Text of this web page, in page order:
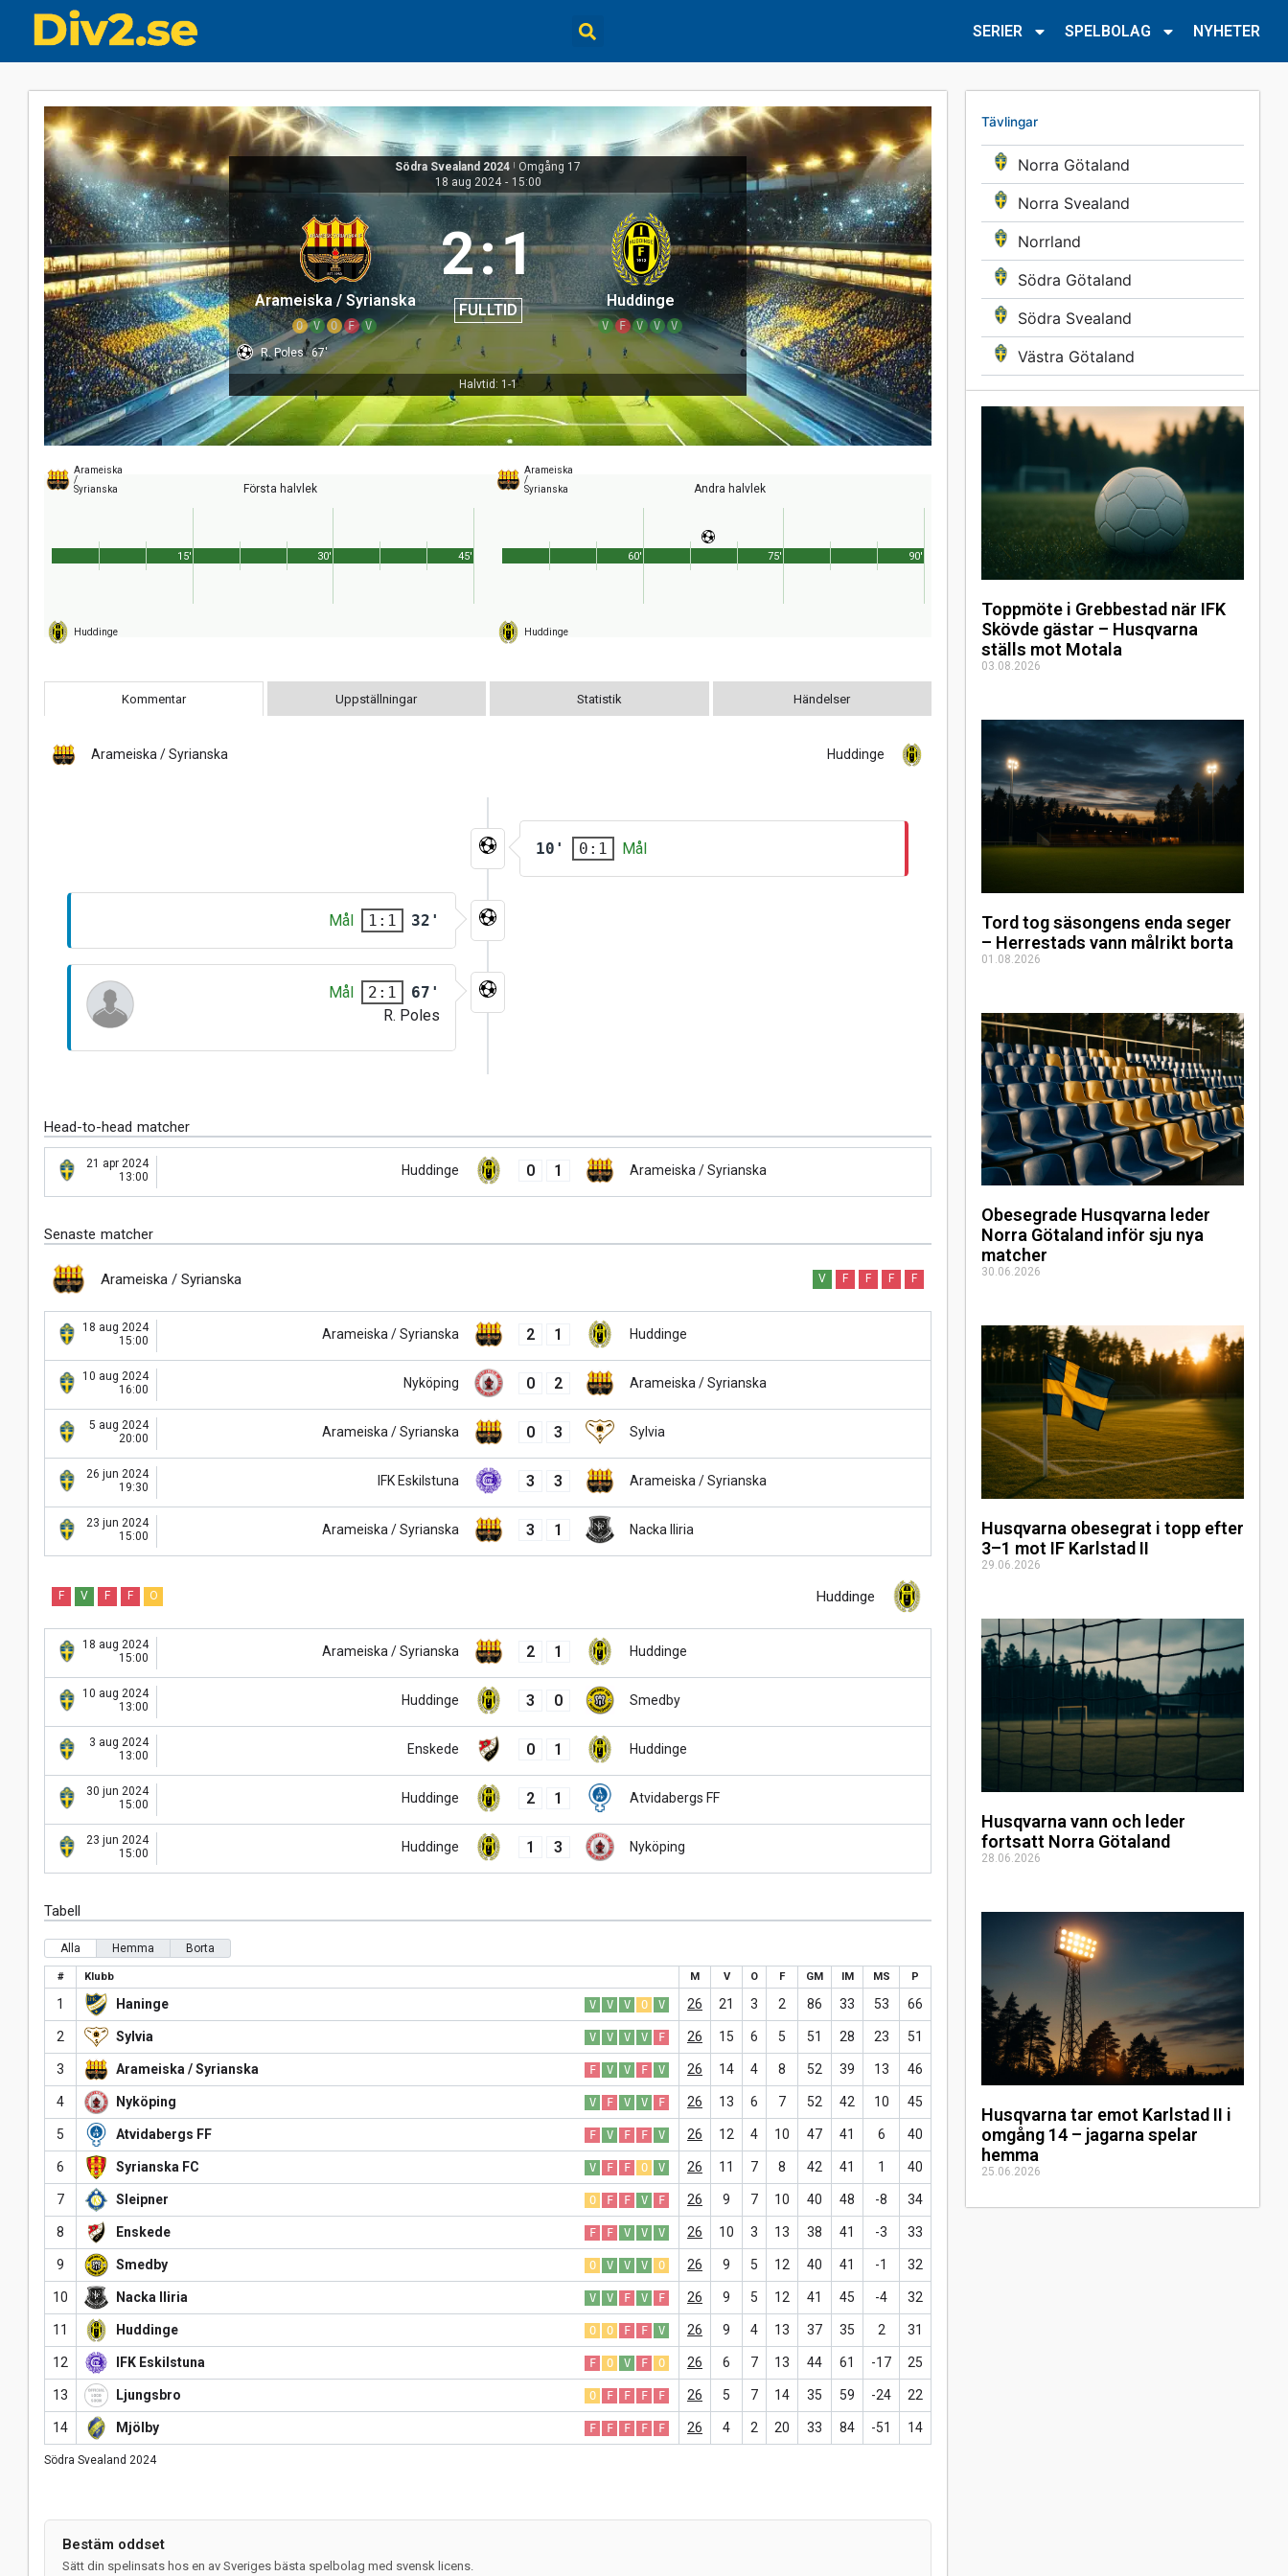
SERIER SPELBOLAG NYHETER
Tävlingar
Norra Götaland
Norra Svealand
Norrland
Södra Götaland
Södra Svealand
Västra Götaland
Toppmöte i Grebbestad när IFK
Skövde gästar – Husqvarna
ställs mot Motala
03.08.2026
Tord tog säsongens enda seger
– Herrestads vann målrikt borta
01.08.2026
Obesegrade Husqvarna leder
Norra Götaland inför sju nya
matcher
30.06.2026
Husqvarna obesegrat i topp efter
3–1 mot IF Karlstad II
29.06.2026
Husqvarna vann och leder
fortsatt Norra Götaland
28.06.2026
Husqvarna tar emot Karlstad II i
omgång 14 – jagarna spelar
hemma
25.06.2026
Södra Svealand 2024 | Omgång 17
18 aug 2024 - 15:00
Arameiska / Syrianska
O V O F V
2:1
FULLTID Huddinge
V F V V
V
R. Poles 67'
Halvtid: 1-1
Arameiska
/
Syrianska
Första halvlek
Huddinge
45'
15' 30'
Arameiska
/
Syrianska
Andra halvlek
Huddinge
90'
60' 75'
Kommentar Uppställningar Statistik Händelser
Arameiska / Syrianska Huddinge
10' 0:1 Mål
Mål 1:1 32'
Mål 2:1
67'
R. Poles
Head-to-head matcher
21 apr 2024
13:00
Huddinge 0 1 Arameiska / Syrianska
Senaste matcher
Arameiska / Syrianska V F F F F
18 aug 2024
15:00
Arameiska / Syrianska 2 1 Huddinge
10 aug 2024
16:00
Nyköping 0 2 Arameiska / Syrianska
5 aug 2024
20:00
Arameiska / Syrianska 0 3 Sylvia
26 jun 2024
19:30
IFK Eskilstuna 3 3 Arameiska / Syrianska
23 jun 2024
15:00
Arameiska / Syrianska 3 1 Nacka Iliria
Huddinge
F V F F O
18 aug 2024
15:00
Arameiska / Syrianska 2 1 Huddinge
10 aug 2024
13:00
Huddinge 3 0 Smedby
3 aug 2024
13:00
Enskede 0 1 Huddinge
30 jun 2024
15:00
Huddinge 2 1 Atvidabergs FF
23 jun 2024
15:00
Huddinge 1 3 Nyköping
Tabell
Alla Hemma Borta
# Klubb M V O F GM IM MS P
1 Haninge V V V O V 26 21 3 2 86 33 53 66
2 Sylvia V V V V F 26 15 6 5 51 28 23 51
3 Arameiska / Syrianska F V V F V 26 14 4 8 52 39 13 46
4 Nyköping V F V V F 26 13 6 7 52 42 10 45
5 Atvidabergs FF F V F F V 26 12 4 10 47 41 6 40
6 Syrianska FC V F F O V 26 11 7 8 42 41 1 40
7 Sleipner O F F V F 26 9 7 10 40 48 -8 34
8 Enskede F F V V V 26 10 3 13 38 41 -3 33
9 Smedby O V V V O 26 9 5 12 40 41 -1 32
10 Nacka Iliria V V F V F 26 9 5 12 41 45 -4 32
11 Huddinge O O F F V 26 9 4 13 37 35 2 31
12 IFK Eskilstuna F O V F O 26 6 7 13 44 61 -17 25
13 Ljungsbro O F F F F 26 5 7 14 35 59 -24 22
14 Mjölby F F F F F 26 4 2 20 33 84 -51 14
Södra Svealand 2024
Bestäm oddset
Sätt din spelinsats hos en av Sveriges bästa spelbolag med svensk licens.